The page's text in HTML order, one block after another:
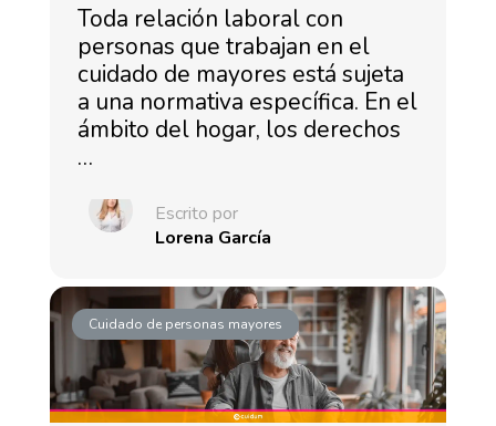
Toda relación laboral con
personas que trabajan en el
cuidado de mayores está sujeta
a una normativa específica. En el
ámbito del hogar, los derechos
…
Escrito por
Lorena García
Cuidado de personas mayores